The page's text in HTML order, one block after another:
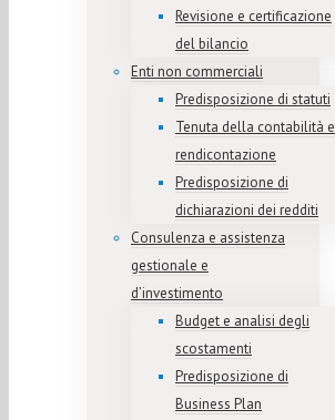
Revisione e certificazione
del bilancio
Enti non commerciali
Predisposizione di statuti
Tenuta della contabilità e
rendicontazione
Predisposizione di
dichiarazioni dei redditi
Consulenza e assistenza
gestionale e
d’investimento
Budget e analisi degli
scostamenti
Predisposizione di
Business Plan